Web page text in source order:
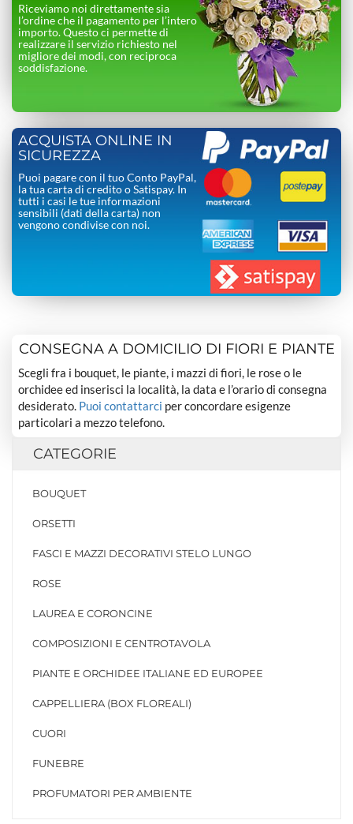
Riceviamo noi direttamente sia
l’ordine che il pagamento per l’intero
importo. Questo ci permette di
realizzare il servizio richiesto nel
migliore dei modi, con reciproca
soddisfazione.
ACQUISTA ONLINE IN
SICUREZZA
Puoi pagare con il tuo Conto PayPal,
la tua carta di credito o Satispay. In
tutti i casi le tue informazioni
sensibili (dati della carta) non
vengono condivise con noi.
CONSEGNA A DOMICILIO DI FIORI E PIANTE
Scegli fra i bouquet, le piante, i mazzi di fiori, le rose o le
orchidee ed inserisci la località, la data e l’orario di consegna
desiderato. Puoi contattarci per concordare esigenze
particolari a mezzo telefono.
CATEGORIE
BOUQUET
ORSETTI
FASCI E MAZZI DECORATIVI STELO LUNGO
ROSE
LAUREA E CORONCINE
COMPOSIZIONI E CENTROTAVOLA
PIANTE E ORCHIDEE ITALIANE ED EUROPEE
CAPPELLIERA (BOX FLOREALI)
CUORI
FUNEBRE
PROFUMATORI PER AMBIENTE